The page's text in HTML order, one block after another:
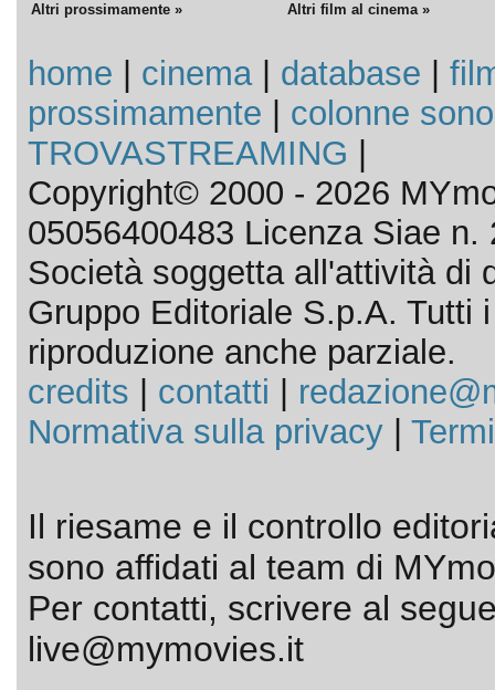
Altri prossimamente » Altri film al cinema »
home cinema| database
prossimamente
colonne
TROVASTREAMING
Copyright© 2000 - 2026
05056400483 Licenza Siae n.
Società soggetta all'attività di
Gruppo Editoriale S.p.A. Tutti
riproduzione anche parziale.
credits
contatti
Normativa sulla privacy|
Il riesame e il controllo
sono affidati al team di
Per contatti, scrivere al
live@mymovies.it